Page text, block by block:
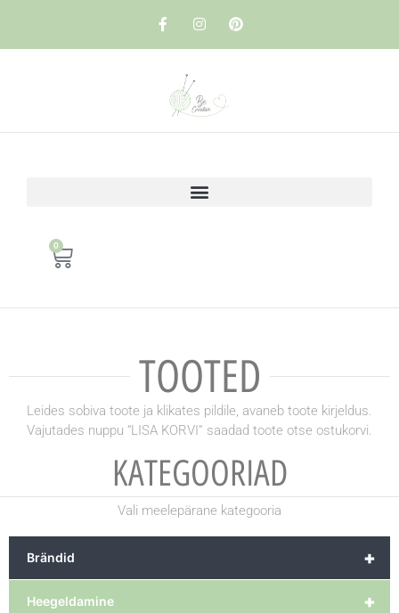
0
TOOTED
Leides sobiva toote ja klikates pildile, avaneb toote kirjeldus.
Vajutades nuppu “LISA KORVI” saadad toote otse ostukorvi.
KATEGOORIAD
Vali meelepärane kategooria
+
Brändid
+
Heegeldamine